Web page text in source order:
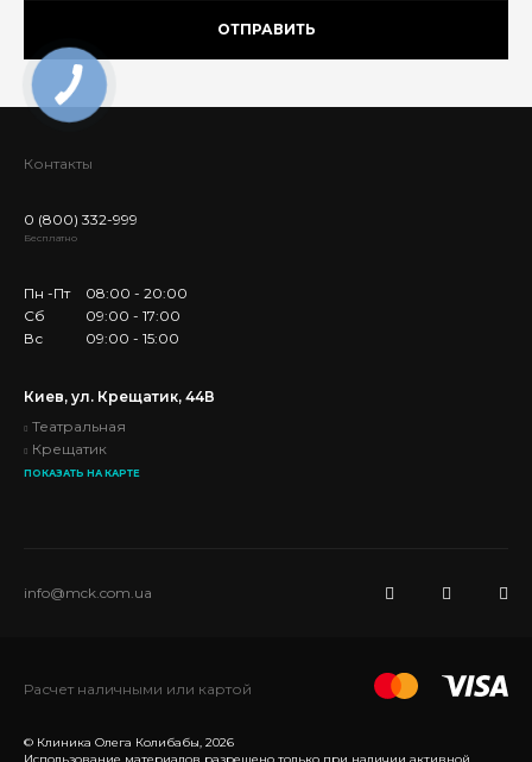
ОТПРАВИТЬ
Контакты
0 (800) 332-999
Бесплатно
Пн -Пт
08:00 - 20:00
Сб
09:00 - 17:00
Вс
09:00 - 15:00
Киев, ул. Крещатик, 44В
Театральная
Крещатик
ПОКАЗАТЬ НА КАРТЕ
info@mck.com.ua
© Клиника Олега Колибабы, 2026
Расчет наличными или картой